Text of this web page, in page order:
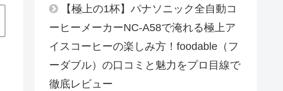
【極上の1杯】パナソニック全自動コ
ーヒーメーカーNC-A58で淹れる極上ア
イスコーヒーの楽しみ方！foodable（フ
ーダブル）の口コミと魅力をプロ目線で
徹底レビュー